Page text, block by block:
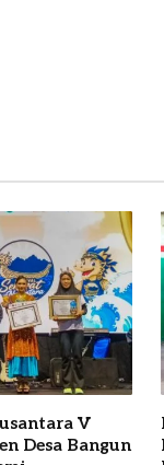
V
Desa Bangun